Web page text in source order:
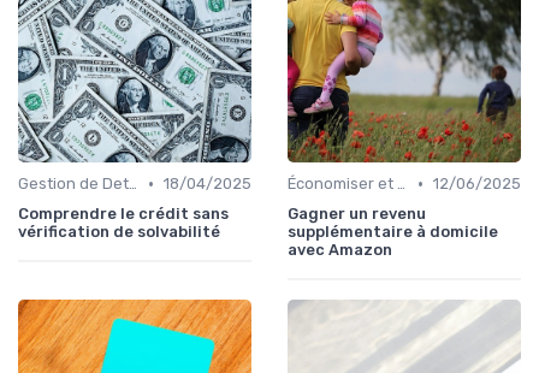
Gestion de Dettes et Crédits • 18/04/2025
Comprendre le crédit sans
vérification de solvabilité
Économiser et Réduire les Dépenses • 12/06/2025
Gagner un revenu
supplémentaire à domicile
avec Amazon